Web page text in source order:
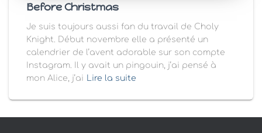
Before Christmas
Je suis toujours aussi fan du travail de Choly
Knight. Début novembre elle a présenté un
calendrier de l’avent adorable sur son compte
Instagram. Il y avait un pingouin, j’ai pensé à
mon Alice, j’ai Lire la suite